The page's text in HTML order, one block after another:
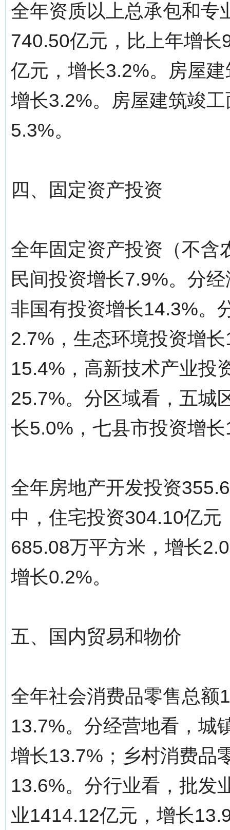
全年资质以上总承包和专
740.50亿元，比上年增
亿元，增长3.2%。房屋
增长3.2%。房屋建筑竣
5.3%。
四、固定资产投资
全年固定资产投资（不含
民间投资增长7.9%。分
非国有投资增长14.3%。
2.7%，生态环境投资增
15.4%，高新技术产业投
25.7%。分区域看，五城
长5.0%，七县市投资增
全年房地产开发投资
中，住宅投资304.10亿
685.08万平方米，增长
增长0.2%。
五、国内贸易和物价
全年社会消费品零售总额
13.7%。分经营地看，城
增长13.7%；乡村消费品
13.6%。分行业看，批发
业1414.12亿元，增长